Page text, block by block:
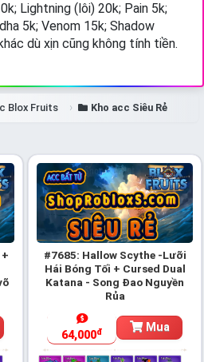
Lightning (lôi) 20k; Pain 5k;
5k; Venom 15k; Shadow
dù xịn cũng không tính tiền.
Blox Fruits Kho acc Siêu Rẻ
#7685: Hallow Scythe -Lưỡi
Hái Bóng Tối + Cursed Dual
Katana - Song Đao Nguyền
Rủa
64,000đ Mua